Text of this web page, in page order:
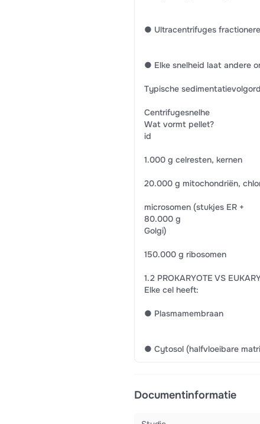
● Ultracentrifuges
● Elke snelheid laat andere
Typische
Centrifugesnelhe
Wat vormt pellet?
id
1.000 g celresten, kernen
20.000 g mitochondriën,
microsomen (stukjes ER +
80.000 g
Golgi)
150.000 g ribosomen
1.2 PROKARYOTE VS
Elke cel heeft:
● Plasmamembraan
● Cytosol (halfvloeibare
Documentinformatie